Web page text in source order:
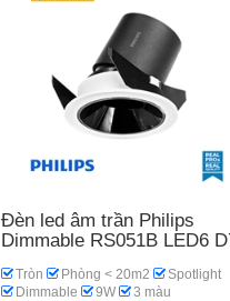
Đèn led âm trần Philips
Dimmable RS051B LED6
Tròn Phòng < 20m2
Spotlight
Dimmable
9W
3 màu